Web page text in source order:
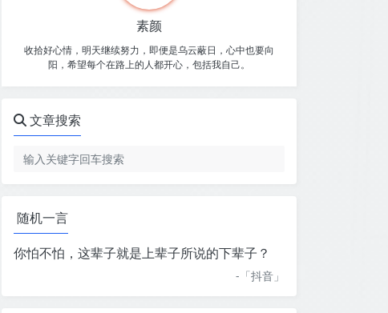
素颜
收拾好心情，明天继续努力，即便是乌云蔽日，心中也要向
阳，希望每个在路上的人都开心，包括我自己。
文章搜索
随机一言
你怕不怕，这辈子就是上辈子所说的下辈子？
-「抖音 」